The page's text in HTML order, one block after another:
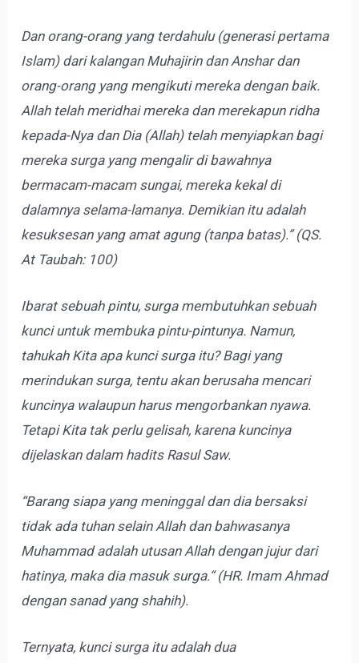
Dan orang-orang yang terdahulu (generasi pertama
Islam) dari kalangan Muhajirin dan Anshar dan
orang-orang yang mengikuti mereka dengan baik.
Allah telah meridhai mereka dan merekapun ridha
kepada-Nya dan Dia (Allah) telah menyiapkan bagi
mereka surga yang mengalir di bawahnya
bermacam-macam sungai, mereka kekal di
dalamnya selama-lamanya. Demikian itu adalah
kesuksesan yang amat agung (tanpa batas).” (QS.
At Taubah: 100)
Ibarat sebuah pintu, surga membutuhkan sebuah
kunci untuk membuka pintu-pintunya. Namun,
tahukah Kita apa kunci surga itu? Bagi yang
merindukan surga, tentu akan berusaha mencari
kuncinya walaupun harus mengorbankan nyawa.
Tetapi Kita tak perlu gelisah, karena kuncinya
dijelaskan dalam hadits Rasul Saw.
“Barang siapa yang meninggal dan dia bersaksi
tidak ada tuhan selain Allah dan bahwasanya
Muhammad adalah utusan Allah dengan jujur dari
hatinya, maka dia masuk surga.“(HR. Imam Ahmad
dengan sanad yang shahih).
Ternyata, kunci surga itu adalah dua